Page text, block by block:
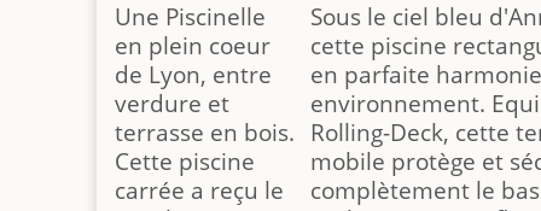
Une Piscinelle
en plein coeur
de Lyon, entre
verdure et
terrasse en bois.
Cette piscine
carrée a reçu le
Sous le ciel bleu
cette piscine
en parfaite
environnement.
Rolling-Deck, cette
mobile protège et
complètement le